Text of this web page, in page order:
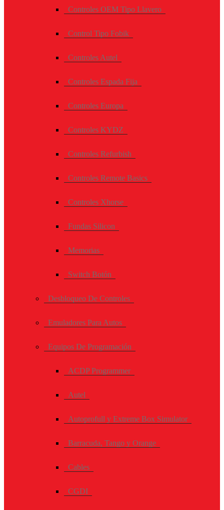
Controles OEM Tipo Llavero
Control Tipo Fobik
Controles Autel
Controles Espada Fija
Controles Europa
Controles KYDZ
Controles Refurbish
Controles Remote Basics
Controles Xhorse
Fundas Silicon
Memorias
Switch Botón
Desbloqueo De Controles
Emuladores Para Autos
Equipos De Programación
ACDP Programmer
Autel
Autoprofull y Extreme Box Simulator
Barracuda, Tango y Orange
Cables
CGDI